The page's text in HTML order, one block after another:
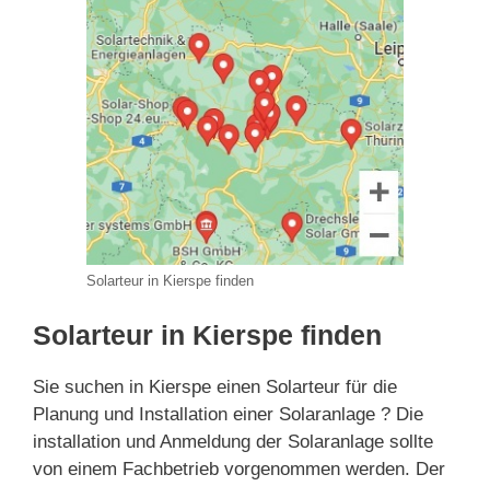
Solarteur in Kierspe finden
Solarteur in Kierspe finden
Sie suchen in Kierspe einen Solarteur für die
Planung und Installation einer Solaranlage ? Die
installation und Anmeldung der Solaranlage sollte
von einem Fachbetrieb vorgenommen werden. Der